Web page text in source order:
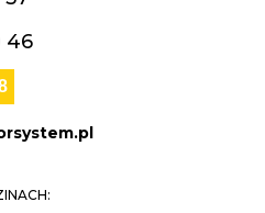
46